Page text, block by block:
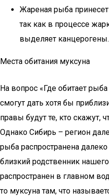
Жареная рыба
так как в процессе
выделяет канцерогены.
Места обитания муксуна
На вопрос «Где обитает
смогут дать хотя бы
правы будут те, кто скажут,
Однако Сибирь – регион
рыба распространена
близкий родственник
распространен в главном
то муксуна там, что